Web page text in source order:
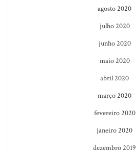
agosto 2020
julho 2020
junho 2020
maio 2020
abril 2020
março 2020
fevereiro 2020
janeiro 2020
dezembro 2019